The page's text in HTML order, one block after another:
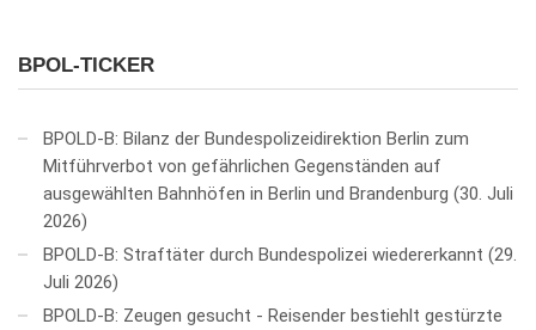
BPOL-TICKER
BPOLD-B: Bilanz der Bundespolizeidirektion Berlin zum
Mitführverbot von gefährlichen Gegenständen auf
ausgewählten Bahnhöfen in Berlin und Brandenburg 30. Juli
2026
BPOLD-B: Straftäter durch Bundespolizei wiedererkannt
29.
Juli 2026
BPOLD-B: Zeugen gesucht - Reisender bestiehlt gestürzte